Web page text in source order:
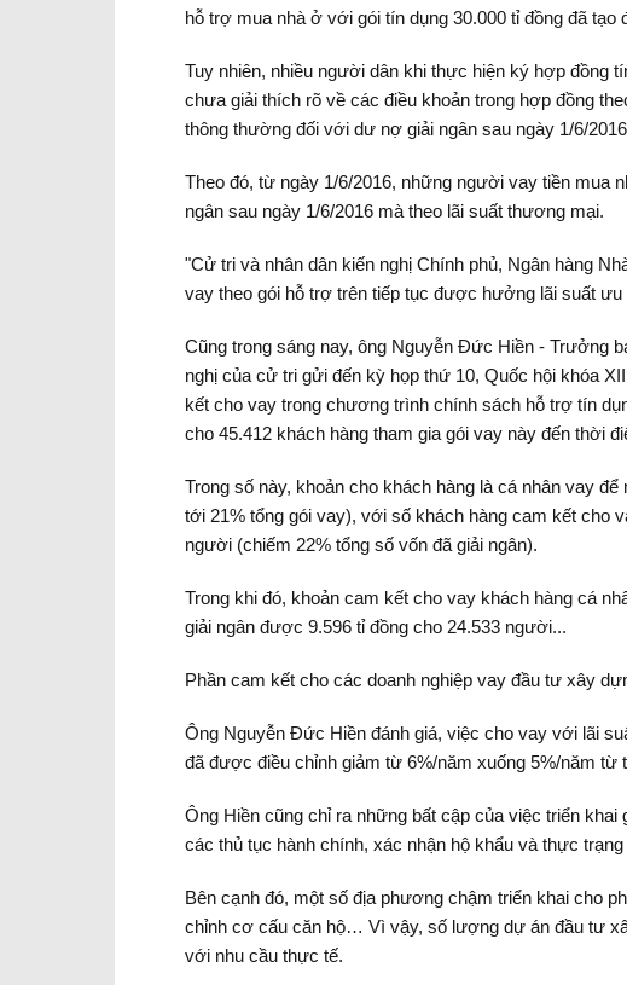
hỗ trợ mua nhà ở với gói tín dụng 30.000 tỉ đồng đã
Tuy nhiên, nhiều người dân khi thực hiện ký hợp đồng
chưa giải thích rõ về các điều khoản trong hợp đồng
thông thường đối với dư nợ giải ngân sau ngày 1/6/
Theo đó, từ ngày 1/6/2016, những người vay tiền mua
ngân sau ngày 1/6/2016 mà theo lãi suất thương mại.
"Cử tri và nhân dân kiến nghị Chính phủ, Ngân hàng
vay theo gói hỗ trợ trên tiếp tục được hưởng lãi suất
Cũng trong sáng nay, ông Nguyễn Đức Hiền - Trưởng
nghị của cử tri gửi đến kỳ họp thứ 10, Quốc hội khóa
kết cho vay trong chương trình chính sách hỗ trợ tín
cho 45.412 khách hàng tham gia gói vay này đến thời
Trong số này, khoản cho khách hàng là cá nhân vay
tới 21% tổng gói vay), với số khách hàng cam kết cho
người (chiếm 22% tổng số vốn đã giải ngân).
Trong khi đó, khoản cam kết cho vay khách hàng cá
giải ngân được 9.596 tỉ đồng cho 24.533 người...
Phần cam kết cho các doanh nghiệp vay đầu tư xây
Ông Nguyễn Đức Hiền đánh giá, việc cho vay với lãi
đã được điều chỉnh giảm từ 6%/năm xuống 5%/năm
Ông Hiền cũng chỉ ra những bất cập của việc triển
các thủ tục hành chính, xác nhận hộ khẩu và thực
Bên cạnh đó, một số địa phương chậm triển khai cho
chỉnh cơ cấu căn hộ… Vì vậy, số lượng dự án đầu tư
với nhu cầu thực tế.